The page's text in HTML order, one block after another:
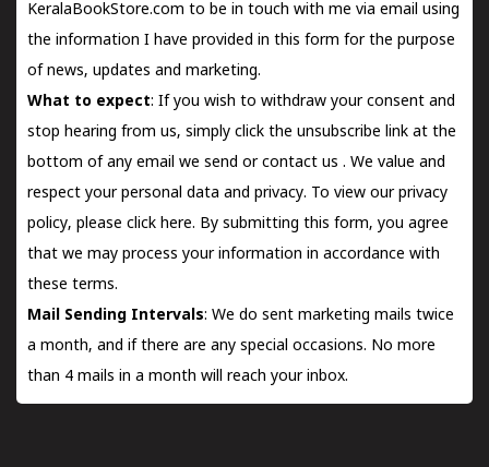
KeralaBookStore.com to be in touch with me via email using
the information I have provided in this form for the purpose
of news, updates and marketing.
What to expect: If you wish to withdraw your consent and
stop hearing from us, simply click the unsubscribe link at the
bottom of any email we send orcontact us . We value and
respect your personal data and privacy. To view our privacy
policy, please click here. By submitting this form, you agree
that we may process your information in accordance with
these terms.
Mail Sending Intervals: We do sent marketing mails twice
a month, and if there are any special occasions. No more
than 4 mails in a month will reach your inbox.